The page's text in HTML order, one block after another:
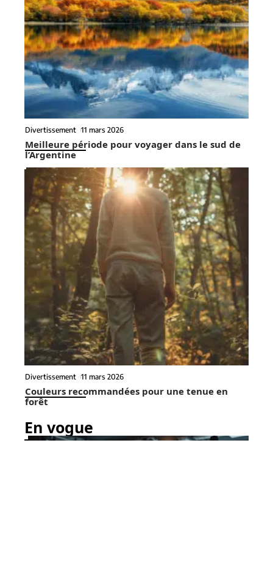
Divertissement 11 mars 2026
Meilleure période pour voyager dans le sud de
l’Argentine
Divertissement 11 mars 2026
Couleurs recommandées pour une tenue en
forêt
En vogue